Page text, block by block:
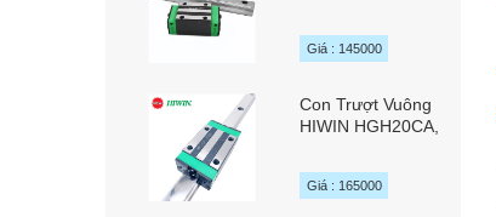
Giá : 145000
Con Trượt Vuông
HIWIN HGH20CA,
HGH20HA
Giá : 165000